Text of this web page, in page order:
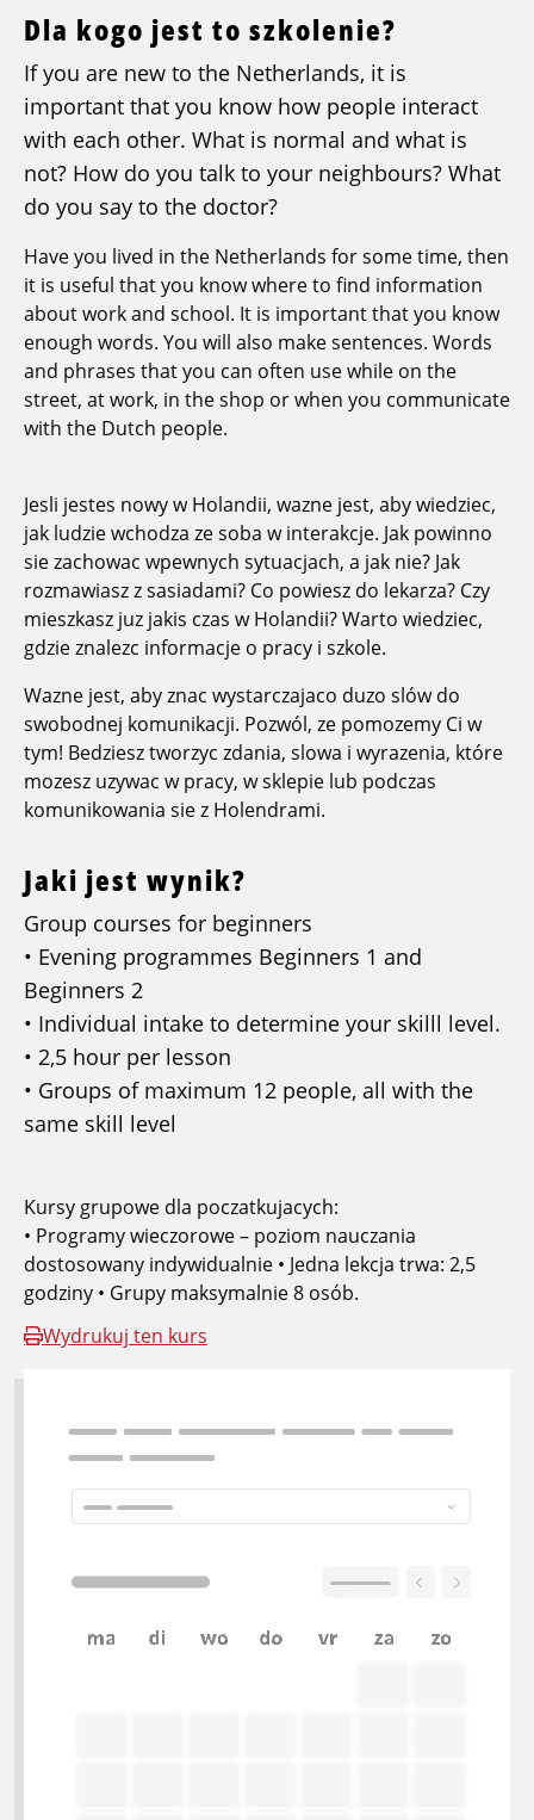
Dla kogo jest to szkolenie?
If you are new to the Netherlands, it is
important that you know how people interact
with each other. What is normal and what is
not? How do you talk to your neighbours? What
do you say to the doctor?
Have you lived in the Netherlands for some time, then
it is useful that you know where to find information
about work and school. It is important that you know
enough words. You will also make sentences. Words
and phrases that you can often use while on the
street, at work, in the shop or when you communicate
with the Dutch people.
Jesli jestes nowy w Holandii, wazne jest, aby wiedziec,
jak ludzie wchodza ze soba w interakcje. Jak powinno
sie zachowac wpewnych sytuacjach, a jak nie? Jak
rozmawiasz z sasiadami? Co powiesz do lekarza? Czy
mieszkasz juz jakis czas w Holandii? Warto wiedziec,
gdzie znalezc informacje o pracy i szkole.
Wazne jest, aby znac wystarczajaco duzo slów do
swobodnej komunikacji. Pozwól, ze pomozemy Ci w
tym! Bedziesz tworzyc zdania, slowa i wyrazenia, które
mozesz uzywac w pracy, w sklepie lub podczas
komunikowania sie z Holendrami.
Jaki jest wynik?
Group courses for beginners
• Evening programmes Beginners 1 and
Beginners 2
• Individual intake to determine your skilll level.
• 2,5 hour per lesson
• Groups of maximum 12 people, all with the
same skill level
Kursy grupowe dla poczatkujacych:
• Programy wieczorowe – poziom nauczania
dostosowany indywidualnie • Jedna lekcja trwa: 2,5
godziny • Grupy maksymalnie 8 osób.
Wydrukuj ten kurs
szkolenie.
Pełny-Zapisz się do kolejki